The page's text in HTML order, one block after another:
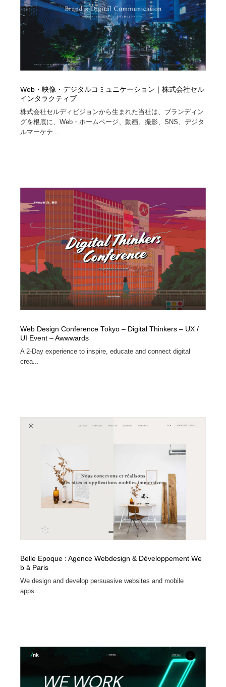
Web・映像・デジタルコミュニケーション｜株式会社セル
インタラクティブ
株式会社セルディビジョンから生まれた当社は、ブランディン
グを根底に、Web・ホームページ、動画、撮影、SNS、デジタ
ルマーケテ...
Web Design Conference Tokyo – Digital Thinkers – UX /
UI Event – Awwwards
A 2-Day experience to inspire, educate and connect digital
crea...
Belle Epoque : Agence Webdesign & Développement We
b à Paris
We design and develop persuasive websites and mobile
apps...